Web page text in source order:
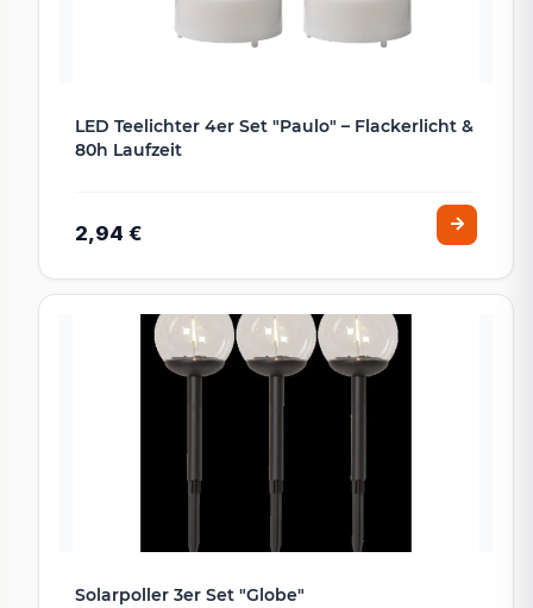
LED Teelichter 4er Set "Paulo" – Flackerlicht &
80h Laufzeit
2,94 €
Solarpoller 3er Set "Globe"